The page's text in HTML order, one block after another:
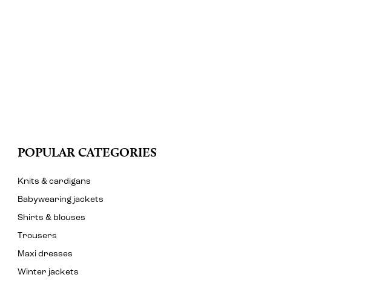
POPULAR CATEGORIES
Knits & cardigans
Babywearing jackets
Shirts & blouses
Trousers
Maxi dresses
Winter jackets